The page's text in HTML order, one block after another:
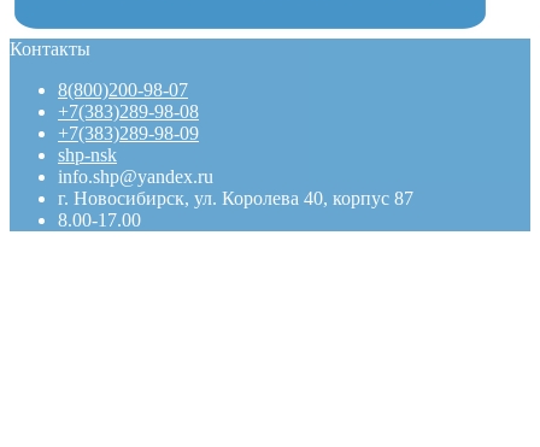
Контакты
8(800)200-98-07
+7(383)289-98-08
+7(383)289-98-09
shp-nsk
info.shp@yandex.ru
г. Новосибирск, ул. Королева 40, корпус 87
8.00-17.00